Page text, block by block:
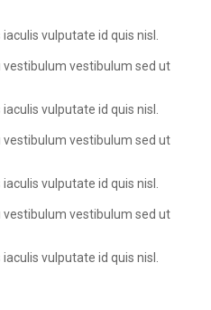
vulputate id quis nisl.
vestibulum vestibulum sed ut
vulputate id quis nisl.
vestibulum vestibulum sed ut
vulputate id quis nisl.
vestibulum vestibulum sed ut
vulputate id quis nisl.